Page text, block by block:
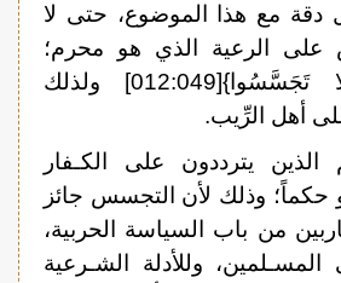
دقة مع هذا الموضوع، حتى لا
على الرعية الذي هو محرم؛
لقوله تعالى:{وَلَا تَجَسَّسُوا}[012:049] ولذلك
أهل الرِّيب.
يترددون على الكـفار
أو حكماً؛ وذلك لأن التجسس جائز
من باب السياسة الحربية،
وللأدلة الشـرعية